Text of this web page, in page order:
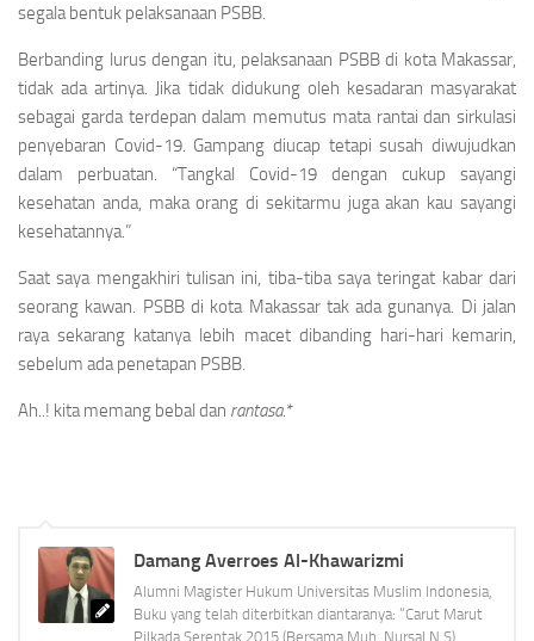
segala bentuk pelaksanaan PSBB.
Berbanding lurus dengan itu, pelaksanaan PSBB di kota Makassar,
tidak ada artinya. Jika tidak didukung oleh kesadaran masyarakat
sebagai garda terdepan dalam memutus mata rantai dan sirkulasi
penyebaran Covid-19. Gampang diucap tetapi susah diwujudkan
dalam perbuatan. “Tangkal Covid-19 dengan cukup sayangi
kesehatan anda, maka orang di sekitarmu juga akan kau sayangi
kesehatannya.”
Saat saya mengakhiri tulisan ini, tiba-tiba saya teringat kabar dari
seorang kawan. PSBB di kota Makassar tak ada gunanya. Di jalan
raya sekarang katanya lebih macet dibanding hari-hari kemarin,
sebelum ada penetapan PSBB.
Ah..! kita memang bebal dan rantasa.*
Damang Averroes Al-Khawarizmi
Alumni Magister Hukum Universitas Muslim Indonesia,
Buku yang telah diterbitkan diantaranya: “Carut Marut
Pilkada Serentak 2015 (Bersama Muh. Nursal N.S),